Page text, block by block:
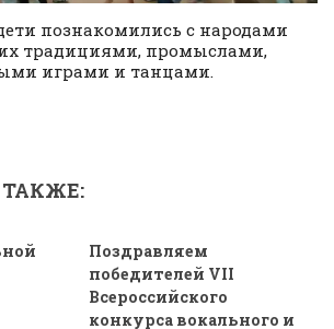
познакомились с народами
традициями, промыслами,
играми и танцами.
Поздравляем
победителей VII
Всероссийского
конкурса вокального и